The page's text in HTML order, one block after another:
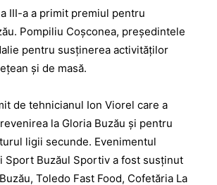
III-a a primit premiul pentru
Pompiliu Coşconea, preşedintele
pentru susţinerea activităţilor
şi de masă.
de tehnicianul Ion Viorel care a
la Gloria Buzău şi pentru
ligii secunde. Evenimentul
Sport Buzăul Sportiv a fost susţinut
Toledo Fast Food, Cofetăria La